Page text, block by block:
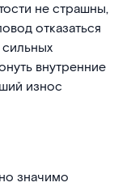
не страшны,
отказаться
внутренние
износ
значимо